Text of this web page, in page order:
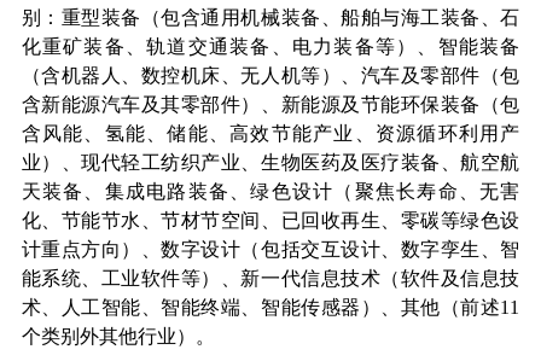
别：重型装备（包含通用机械装备、船舶与海工装备、石
化重矿装备、轨道交通装备、电力装备等）、智能装备
（含机器人、数控机床、无人机等）、汽车及零部件（包
含新能源汽车及其零部件）、新能源及节能环保装备（包
含风能、氢能、储能、高效节能产业、资源循环利用产
业）、现代轻工纺织产业、生物医药及医疗装备、航空航
天装备、集成电路装备、绿色设计（聚焦长寿命、无害
化、节能节水、节材节空间、已回收再生、零碳等绿色设
计重点方向）、数字设计（包括交互设计、数字孪生、智
能系统、工业软件等）、新一代信息技术（软件及信息技
术、人工智能、智能终端、智能传感器）、其他（前述11
个类别外其他行业）。